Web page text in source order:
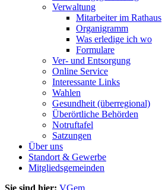
Verwaltung
Mitarbeiter im Rathaus
Organigramm
Was erledige ich wo
Formulare
Ver- und Entsorgung
Online Service
Interessante Links
Wahlen
Gesundheit (überregional)
Überörtliche Behörden
Notruftafel
Satzungen
Über uns
Standort & Gewerbe
Mitgliedsgemeinden
Sie sind hier: VGem